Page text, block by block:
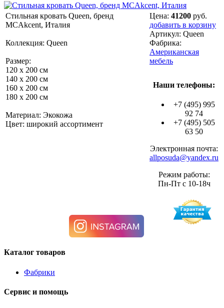
Стильная кровать Queen, бренд
MCAkcent, Италия
Коллекция: Queen
Размер:
120 х 200 см
140 х 200 см
160 х 200 см
180 х 200 см
Материал: Экокожа
Цвет: широкий ассортимент
Цена: 41200 руб.
добавить в корзину
Артикул: Queen
Фабрика:
Американская
мебель
Наши телефоны:
+7 (495) 995
92 74
+7 (495) 505
63 50
Электронная почта:
allposuda@yandex.ru
Режим работы:
Пн-Пт с 10-18ч
Каталог товаров
Фабрики
Сервис и помощь